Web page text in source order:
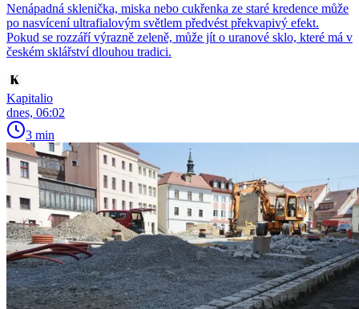
Nenápadná sklenička, miska nebo cukřenka ze staré kredence může
po nasvícení ultrafialovým světlem předvést překvapivý efekt.
Pokud se rozzáří výrazně zeleně, může jít o uranové sklo, které má v
českém sklářství dlouhou tradici.
Kapitalio
dnes, 06:02
3 min